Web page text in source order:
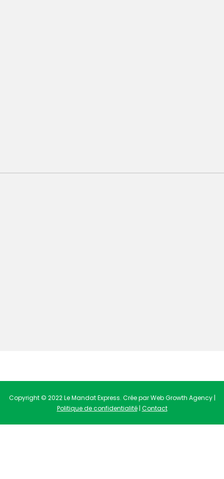
Copyright © 2022 Le Mandat Express. Crée par Web Growth Agency |
Politique de confidentialité| Contact